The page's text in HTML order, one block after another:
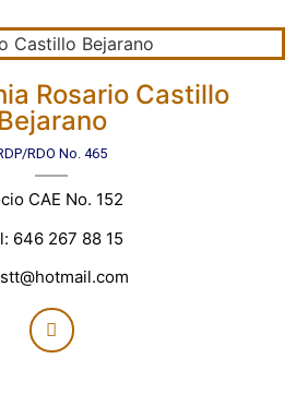
Rosario Castillo
Bejarano
RDO No. 465
CAE No. 152
646 267 88 15